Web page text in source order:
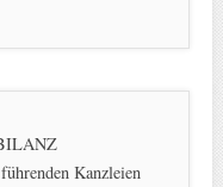
Kanzleien